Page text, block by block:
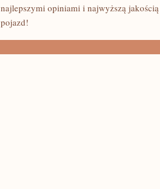
najlepszymi opiniami i najwyższą
pojazd!